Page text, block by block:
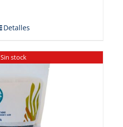
Detalles
Sin stock